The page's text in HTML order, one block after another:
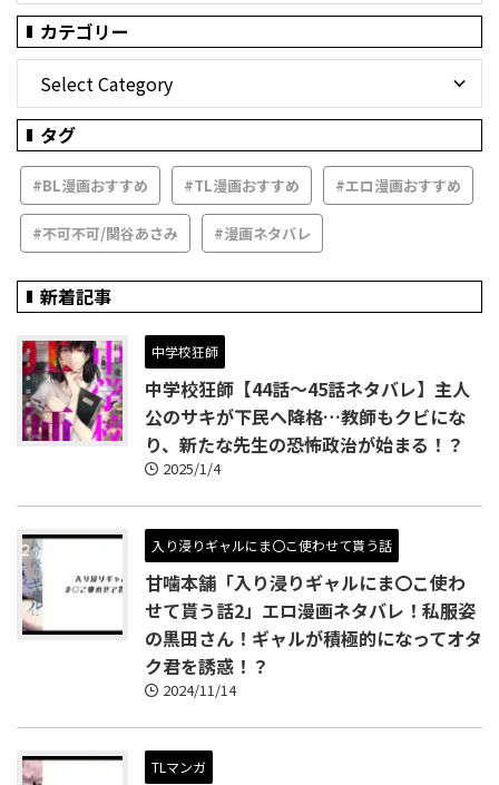
カテゴリー
タグ
#BL漫画おすすめ #TL漫画おすすめ #エロ漫画おすすめ
#不可不可/関谷あさみ #漫画ネタバレ
新着記事
中学校狂師
中学校狂師【44話～45話ネタバレ】主人
公のサキが下民へ降格…教師もクビにな
り、新たな先生の恐怖政治が始まる！？
2025/1/4
入り浸りギャルにま〇こ使わせて貰う話
甘噛本舗「入り浸りギャルにま〇こ使わ
せて貰う話2」エロ漫画ネタバレ！私服姿
の黒田さん！ギャルが積極的になってオタ
ク君を誘惑！？
2024/11/14
TLマンガ